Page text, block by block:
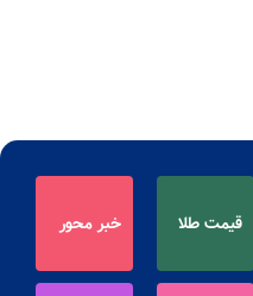
قیمت طلا خبر محور